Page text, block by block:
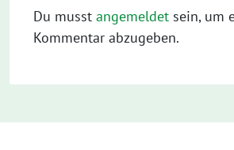
Du musst angemeldet sein, um
Kommentar abzugeben.